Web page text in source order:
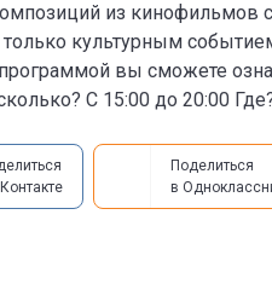
из кинофильмов
культурным
вы сможете
С 15:00 до 20:00
Поделиться
в